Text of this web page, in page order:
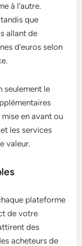
à l’autre.
que
allant de
d’euros selon
seulement le
en avant ou
les services
valeur.
plateforme
de votre
des
acheteurs de